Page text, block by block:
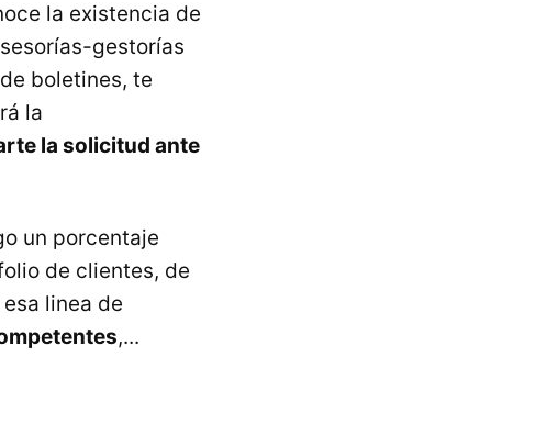
la existencia de
gestorías
boletines, te
la
la solicitud ante
un porcentaje
de clientes, de
linea de
,...